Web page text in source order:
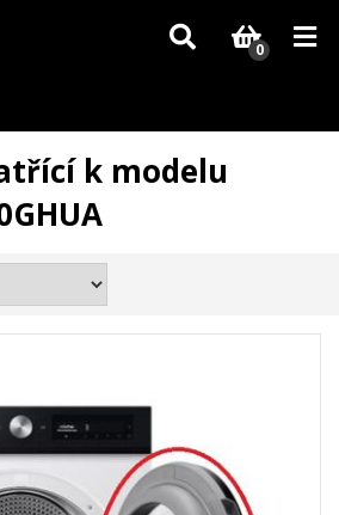
se může dodání dílů, které nejsou skladem,
Děkujeme za pochopení.
0
k modelu